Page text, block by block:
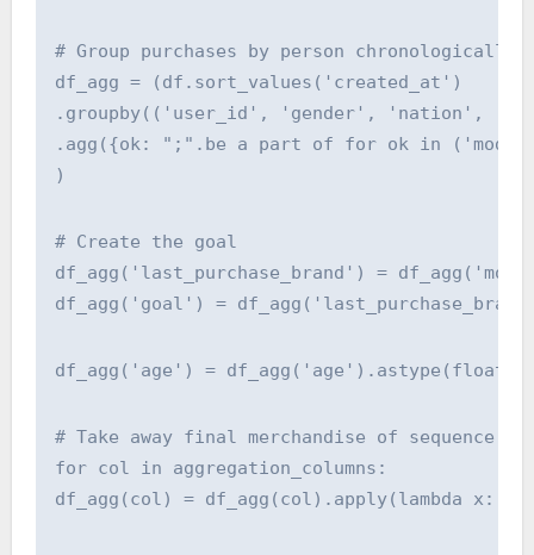
# Group purchases by person chronologically
df_agg = (df.sort_values('created_at')
.groupby(('user_id', 'gender', 'nation',
.agg({ok: ";".be a part of for ok in
)
# Create the goal
df_agg('last_purchase_brand') =
df_agg('goal') =
df_agg('age') = df_agg('age').astype(float)
# Take away final merchandise of sequence
for col in aggregation_columns:
df_agg(col) = df_agg(col).apply(lambda